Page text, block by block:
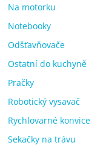
Na motorku
Notebooky
Odšťavňovače
Ostatní do kuchyně
Pračky
Robotický vysavač
Rychlovarné konvice
Sekačky na trávu